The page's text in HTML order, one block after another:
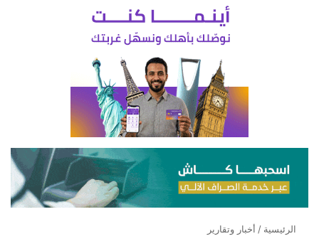
الرئيسية / أخبار وتقارير